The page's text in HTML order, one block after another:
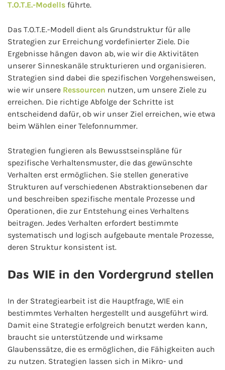
T.O.T.E.-Modells führte.
Das T.O.T.E.-Modell dient als Grundstruktur für alle
Strategien zur Erreichung vordefinierter Ziele. Die
Ergebnisse hängen davon ab, wie wir die Aktivitäten
unserer Sinneskanäle strukturieren und organisieren.
Strategien sind dabei die spezifischen Vorgehensweisen,
wie wir unsere Ressourcen nutzen, um unsere Ziele zu
erreichen. Die richtige Abfolge der Schritte ist
entscheidend dafür, ob wir unser Ziel erreichen, wie etwa
beim Wählen einer Telefonnummer.
Strategien fungieren als Bewusstseinspläne für
spezifische Verhaltensmuster, die das gewünschte
Verhalten erst ermöglichen. Sie stellen generative
Strukturen auf verschiedenen Abstraktionsebenen dar
und beschreiben spezifische mentale Prozesse und
Operationen, die zur Entstehung eines Verhaltens
beitragen. Jedes Verhalten erfordert bestimmte
systematisch und logisch aufgebaute mentale Prozesse,
deren Struktur konsistent ist.
Das WIE in den Vordergrund stellen
In der Strategiearbeit ist die Hauptfrage, WIE ein
bestimmtes Verhalten hergestellt und ausgeführt wird.
Damit eine Strategie erfolgreich benutzt werden kann,
braucht sie unterstützende und wirksame
Glaubenssätze, die es ermöglichen, die Fähigkeiten auch
zu nutzen. Strategien lassen sich in Mikro- und